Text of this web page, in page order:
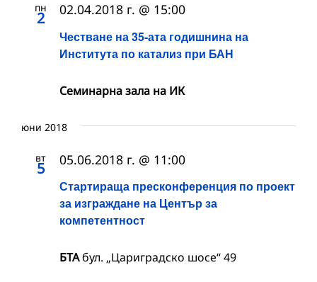
пн
2
Честване на 35-ата годишнина на
Института по катализ при БАН
02.04.2018 г. @ 15:00
Семинарна зала на ИК
юни 2018
вт
5
Стартираща пресконференция по проект
за изграждане на Център за
компетентност
05.06.2018 г. @ 11:00
БТАбул. „Цариградско шосе“ 49